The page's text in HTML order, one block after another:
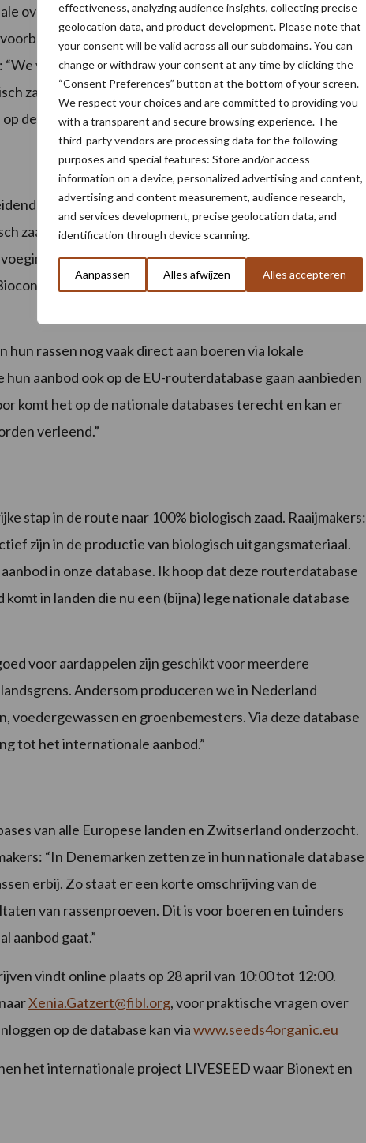
effectiveness, analyzing audience insights, collecting precise
geolocation data, and product development. Please note that
your consent will be valid across all our subdomains. You can
change or withdraw your consent at any time by clicking the
“Consent Preferences” button at the bottom of your screen.
We respect your choices and are committed to providing you
with a transparent and secure browsing experience. The
third-party vendors are processing data for the following
purposes and special features: Store and/or access
information on a device, personalized advertising and content,
advertising and content measurement, audience research,
and services development, precise geolocation data, and
identification through device scanning.
Aanpassen Alles afwijzen Alles accepteren
overheden van de verschillende landen moeten het
nagaan of de aangeboden rassen geschikt zijn
“We verwachten dat de EU-routerdatabase de
zaad in Europa zal vergroten. Hierdoor wordt de kans
de plank blijft liggen.”
voor het verlenen van ontheffingen voor het gebruik
zaad dat niet in de nationale database staat, wordt
van het internationale aanbod in de nationale
dit meenemen in de beslissing of een boer
hun rassen nog vaak direct aan boeren via lokale
aanbod ook op de EU-routerdatabase gaan aanbieden
komt het op de nationale databases terecht en kan er
verleend.”
stap in de route naar 100% biologisch zaad. Raaijmakers:
zijn in de productie van biologisch uitgangsmateriaal.
in onze database. Ik hoop dat deze routerdatabase
in landen die nu een (bijna) lege nationale database
voor aardappelen zijn geschikt voor meerdere
Andersom produceren we in Nederland
voedergewassen en groenbemesters. Via deze database
tot het internationale aanbod.”
van alle Europese landen en Zwitserland onderzocht.
“In Denemarken zetten ze in hun nationale database
erbij. Zo staat er een korte omschrijving van de
van rassenproeven. Dit is voor boeren en tuinders
aanbod gaat.”
vindt online plaats op 28 april van 10:00 tot 12:00.
Xenia.Gatzert@fibl.org, voor praktische vragen over
op de database kan viawww.seeds4organic.eu
het internationale project LIVESEED waar Bionext en